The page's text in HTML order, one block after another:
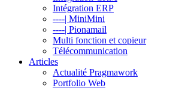
Intégration ERP
----| MiniMini
----| Pionamail
Multi fonction et copieur
Télécommunication
Articles
Actualité Pragmawork
Portfolio Web